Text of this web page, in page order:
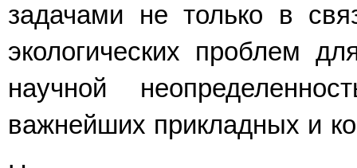
задачами не только в
экологических проблем
научной
важнейших прикладных и